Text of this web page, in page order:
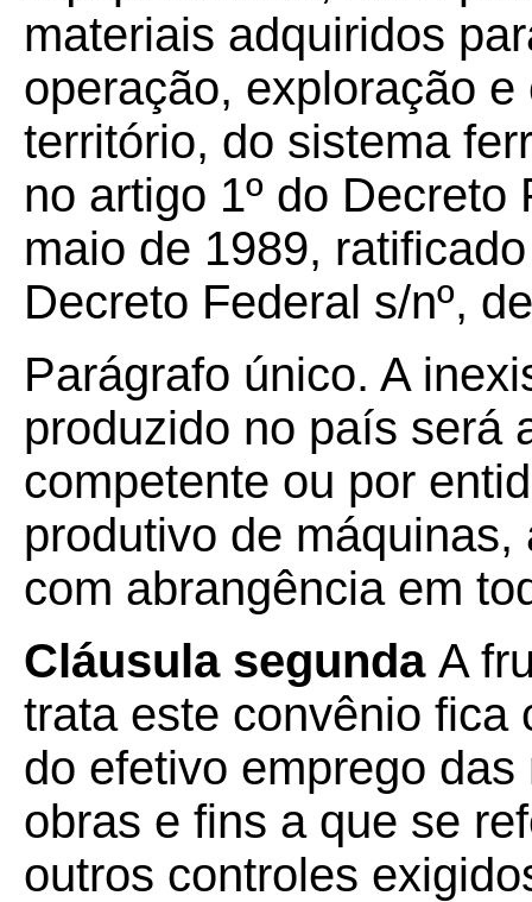
materiais adquiridos
operação, exploração
território, do sistema
no artigo 1º do Decreto
maio de 1989,
Decreto Federal s/nº,
Parágrafo único. A
produzido no país será
competente ou por
produtivo de
com abrangência em
Cláusula segunda A
trata este convênio fica
do efetivo emprego
obras e fins a que se
outros controles